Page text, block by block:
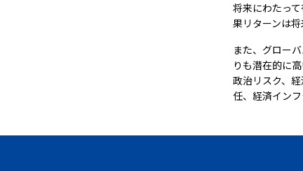
将来にわたっ
果リターンは
また、グロー
りも潜在的に
政治リスク、
任、経済イン